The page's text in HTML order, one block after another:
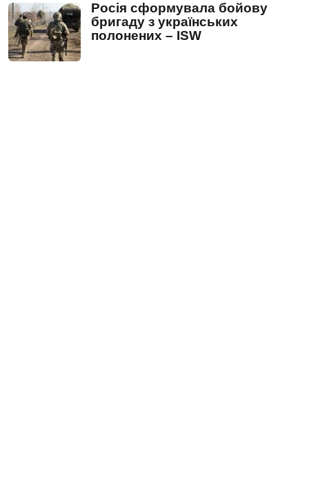
Росія сформувала бойову
бригаду з українських
полонених – ISW